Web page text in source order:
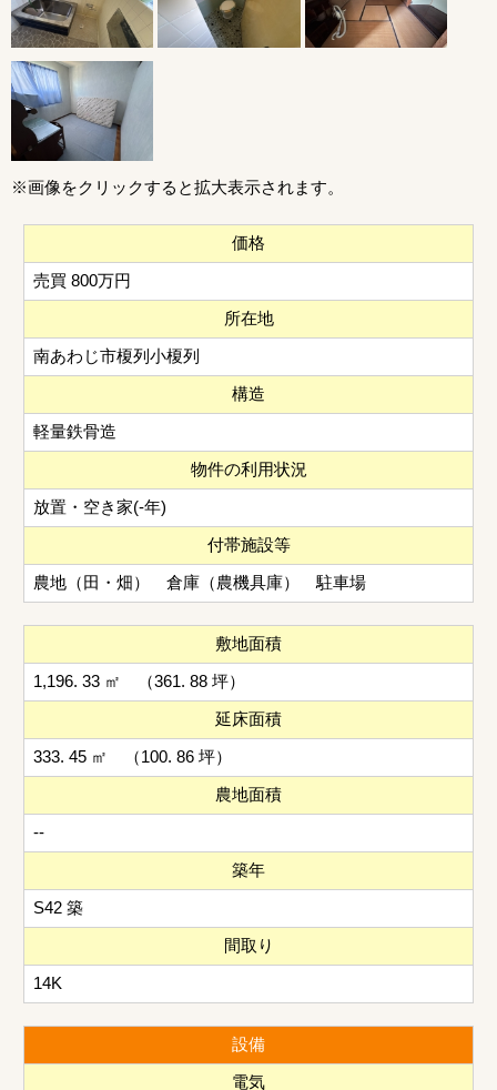
※画像をクリックすると拡大表示されます。
価格
売買 800万円
所在地
南あわじ市榎列小榎列
構造
軽量鉄骨造
物件の利用状況
放置・空き家(‐年)
付帯施設等
農地（田・畑） 倉庫（農機具庫） 駐車場
敷地面積
1,196. 33 ㎡ （361. 88 坪）
延床面積
333. 45 ㎡ （100. 86 坪）
農地面積
--
築年
S42 築
間取り
14K
設備
電気